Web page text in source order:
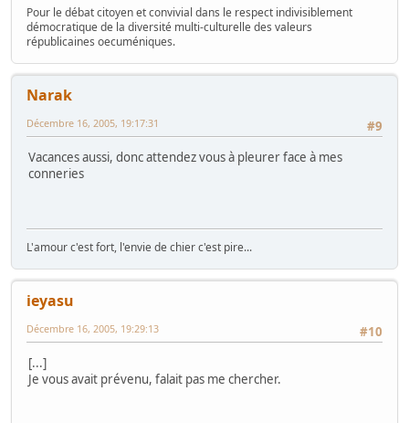
Pour le débat citoyen et convivial dans le respect indivisiblement
démocratique de la diversité multi-culturelle des valeurs
républicaines oecuméniques.
Narak
#9
Décembre 16, 2005, 19:17:31
Vacances aussi, donc attendez vous à pleurer face à mes
conneries
L'amour c'est fort, l'envie de chier c'est pire...
ieyasu
#10
Décembre 16, 2005, 19:29:13
[...]
Je vous avait prévenu, falait pas me chercher.